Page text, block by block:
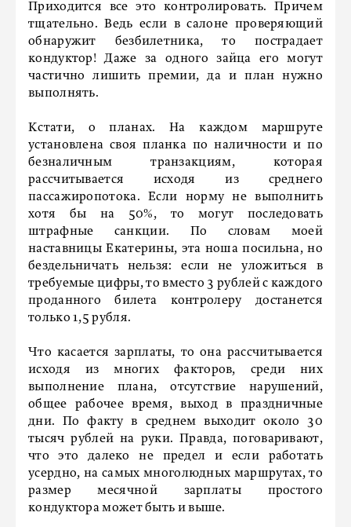
Приходится все это контролировать. Причем
тщательно. Ведь если в салоне проверяющий
обнаружит безбилетника, то пострадает
кондуктор! Даже за одного зайца его могут
частично лишить премии, да и план нужно
выполнять.
Кстати, о планах. На каждом маршруте
установлена своя планка по наличности и по
безналичным транзакциям, которая
рассчитывается исходя из среднего
пассажиропотока. Если норму не выполнить
хотя бы на 50%, то могут последовать
штрафные санкции. По словам моей
наставницы Екатерины, эта ноша посильна, но
бездельничать нельзя: если не уложиться в
требуемые цифры, то вместо 3 рублей с каждого
проданного билета контролеру достанется
только 1,5 рубля.
Что касается зарплаты, то она рассчитывается
исходя из многих факторов, среди них
выполнение плана, отсутствие нарушений,
общее рабочее время, выход в праздничные
дни. По факту в среднем выходит около 30
тысяч рублей на руки. Правда, поговаривают,
что это далеко не предел и если работать
усердно, на самых многолюдных маршрутах, то
размер месячной зарплаты простого
кондуктора может быть и выше.